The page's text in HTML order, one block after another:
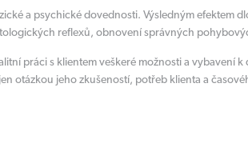
a psychické dovednosti. Výsledným efektem
reflexů, obnovení správných
práci s klientem veškeré možnosti a vybavení
otázkou jeho zkušeností, potřeb klienta a